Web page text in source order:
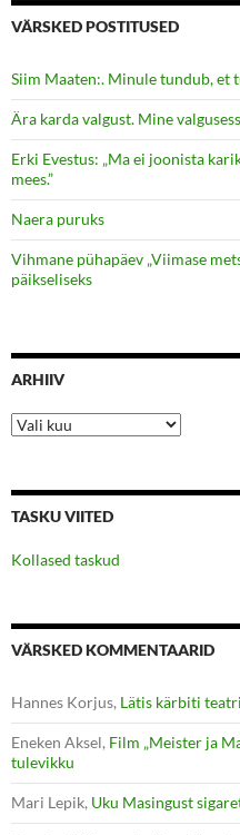
VÄRSKED POSTITUSED
Siim Maaten:. Minule tundub, et
Ära karda valgust. Mine
Erki Evestus: „Ma ei joonista
mees.”
Naera puruks
Vihmane pühapäev „Viimase
päikseliseks
ARHIIV
Arhiiv
TASKU VIITED
Kollased taskud
VÄRSKED KOMMENTAARID
Hannes Korjus, Lätis kärbiti
Eneken Aksel, Film „Meister ja
tulevikku
Mari Lepik, Uku Masingust